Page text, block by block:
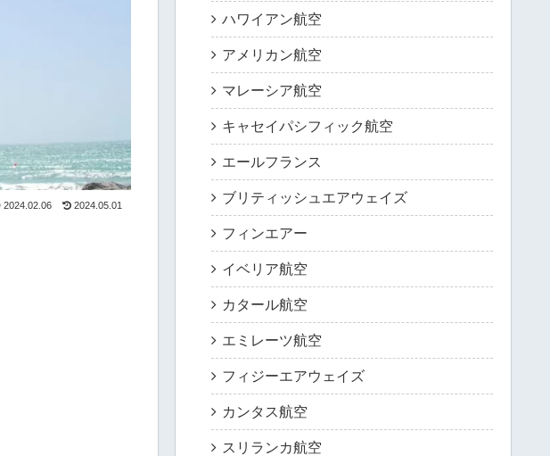
2024.02.06 2024.05.01
ハワイアン航空
アメリカン航空
マレーシア航空
キャセイパシフィック航空
エールフランス
ブリティッシュエアウェイズ
フィンエアー
イベリア航空
カタール航空
エミレーツ航空
フィジーエアウェイズ
カンタス航空
スリランカ航空